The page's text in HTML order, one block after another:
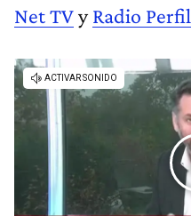
Net TVyRadio Perfil